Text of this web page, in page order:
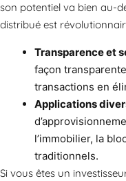
son potentiel va bien au-
distribué est
Transparence et
façon
transactions en
Applications
l’immobilier, la
traditionnels.
Si vous êtes un